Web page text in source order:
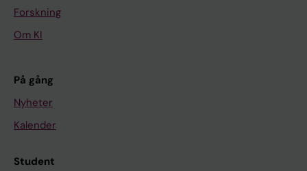
Forskning
Om KI
På gång
Nyheter
Kalender
Student